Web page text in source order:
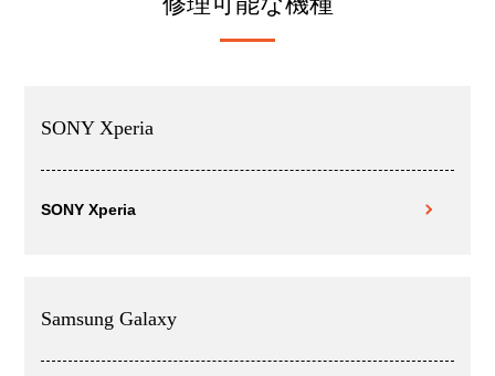
SONY Xperia
SONY Xperia
Samsung Galaxy